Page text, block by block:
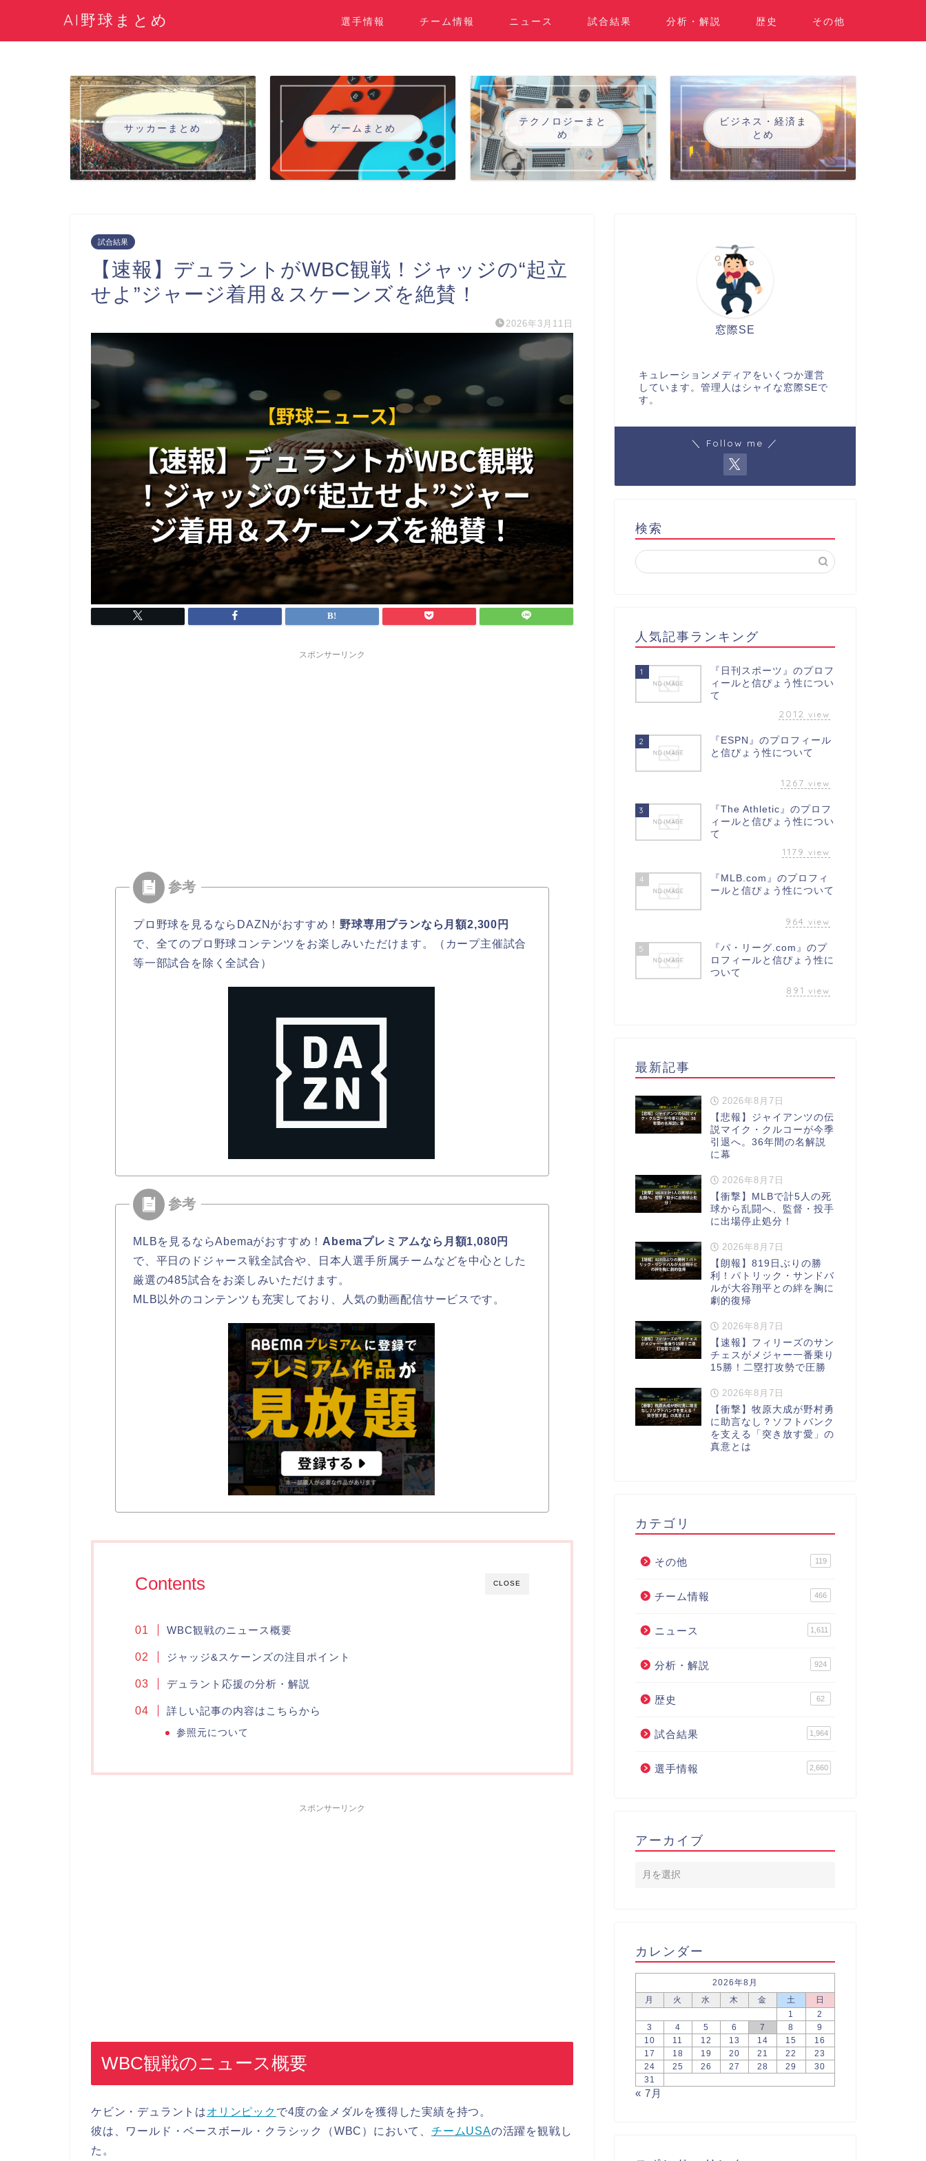
AI野球まとめ 選手情報 チーム情報 ニュース 試合結果 分析・解説 歴史 その他
サッカーまとめ ゲームまとめ
テクノロジーまと
め
ビジネス・経済ま
とめ
試合結果
【速報】デュラントがWBC観戦！ジャッジの“起立
せよ”ジャージ着用＆スケーンズを絶賛！
2026年3月11日
スポンサーリンク
プロ野球を見るならDAZNがおすすめ！ 野球専用プランなら月額2,300円
で、全てのプロ野球コンテンツをお楽しみいただけます。（カープ主催試合
等一部試合を除く全試合）
MLBを見るならAbemaがおすすめ！ Abemaプレミアムなら月額1,080円
で、平日のドジャース戦全試合や、日本人選手所属チームなどを中心とした
厳選の485試合をお楽しみいただけます。
MLB以外のコンテンツも充実しており、人気の動画配信サービスです。
CLOSE
Contents
WBC観戦のニュース概要
ジャッジ&スケーンズの注目ポイント
デュラント応援の分析・解説
詳しい記事の内容はこちらから
参照元について
スポンサーリンク
WBC観戦のニュース概要
ケビン・デュラントはオリンピック で4度の金メダルを獲得した実績を持つ。
彼は、ワールド・ベースボール・クラシック（WBC）において、 チームUSAの活躍を観戦し
た。
窓際SE
キュレーションメディアをいくつか運営
しています。管理人はシャイな窓際SEで
す。
＼ Follow me ／
検索
人気記事ランキング
1
『日刊スポーツ』のプロフ
ィールと信ぴょう性につい
て
2012 view
2
『ESPN』のプロフィール
と信ぴょう性について
1267 view
3
『The Athletic』のプロフ
ィールと信ぴょう性につい
て
1179 view
4
『MLB.com』のプロフィ
ールと信ぴょう性について
964 view
5
『パ・リーグ.com』のプ
ロフィールと信ぴょう性に
ついて
891 view
最新記事
2026年8月7日
【悲報】ジャイアンツの伝
説マイク・クルコーが今季
引退へ。36年間の名解説
に幕
2026年8月7日
【衝撃】MLBで計5人の死
球から乱闘へ、監督・投手
に出場停止処分！
2026年8月7日
【朗報】819日ぶりの勝
利！パトリック・サンドバ
ルが大谷翔平との絆を胸に
劇的復帰
2026年8月7日
【速報】フィリーズのサン
チェスがメジャー一番乗り
15勝！二塁打攻勢で圧勝
2026年8月7日
【衝撃】牧原大成が野村勇
に助言なし？ソフトバンク
を支える「突き放す愛」の
真意とは
カテゴリ
その他 119
チーム情報 466
ニュース 1,611
分析・解説 924
歴史 62
試合結果 1,964
選手情報 2,660
アーカイブ
カレンダー
2026年8月
月
火 水 木 金 土
日
1
2
3
4 5 6 7 8
9
10
11 12 13 14 15
16
17
18 19 20 21 22
23
24
25 26 27 28 29
30
31
« 7月